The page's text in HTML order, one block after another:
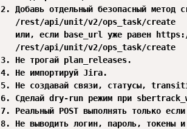
2. Добавь отдельный безопасный
   /rest/api/unit/v2/ops_task/create
или, если base_url уже равен
   /rest/api/unit/v2/ops_task/create
3. Не трогай plan_releases.
4. Не импортируй Jira.
5. Не создавай связи, статусы,
6. Сделай dry-run режим при
7. Реальный POST выполнять только
8. Не выводить логин, пароль, токены